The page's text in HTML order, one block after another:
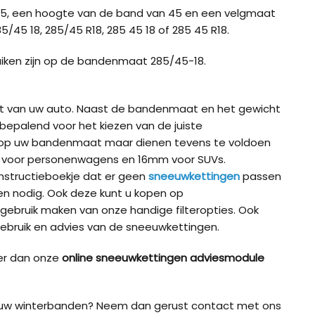
een hoogte van de band van 45 en een velgmaat
18, 285/45 R18, 285 45 18 of 285 45 R18.
zijn op de bandenmaat 285/45-18.
van uw auto. Naast de bandenmaat en het gewicht
voor het kiezen van de juiste
uw bandenmaat maar dienen tevens te voldoen
personenwagens en 16mm voor SUVs.
dat er geen sneeuwkettingenpassen
nodig. Ook deze kunt u kopen op
maken van onze handige filteropties. Ook
en advies van de sneeuwkettingen.
dan onze online sneeuwkettingen adviesmodule
winterbanden? Neem dan gerust contact met ons